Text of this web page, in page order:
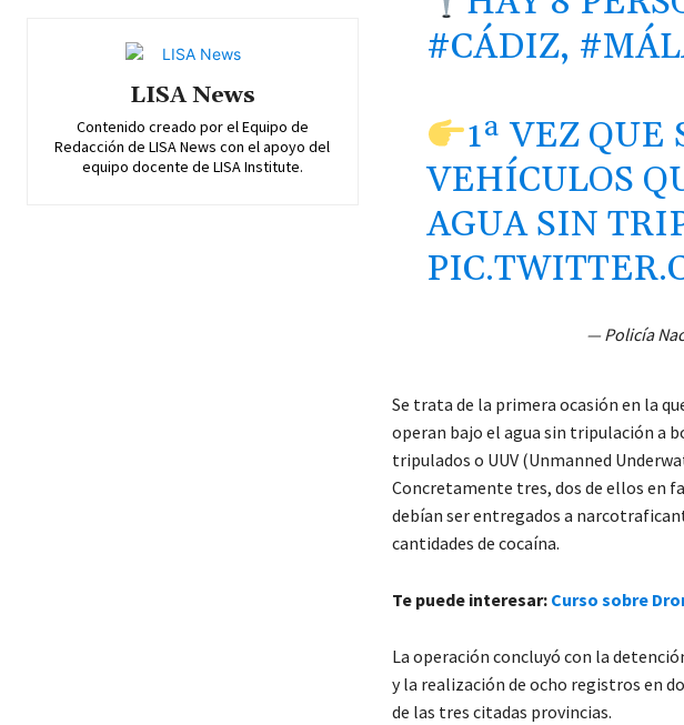
LISA News
Contenido creado por el Equipo de
Redacción de LISA News con el apoyo del
equipo docente de LISA Institute.
#CÁDIZ,
1ª VEZ
VEHÍCULOS
AGUA SIN
— Policía
Se trata de la primera ocasión en la
operan bajo el agua sin tripulación a
tripulados o UUV (Unmanned
Concretamente tres, dos de ellos en
debían ser entregados a
cantidades de cocaína.
Te puede interesar: Curso sobre
La operación concluyó con la
y la realización de ocho registros en
de las tres citadas provincias.